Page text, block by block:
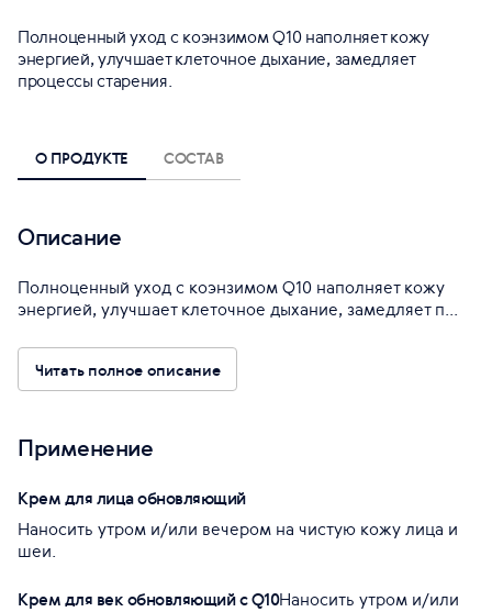
Полноценный уход с коэнзимом Q10 наполняет кожу
энергией, улучшает клеточное дыхание, замедляет
процессы старения.
О ПРОДУКТЕ СОСТАВ
Описание
Полноценный уход с коэнзимом Q10 наполняет кожу
энергией, улучшает клеточное дыхание, замедляет п...
Читать полное описание
Применение
Крем для лица обновляющий
Наносить утром и/или вечером на чистую кожу лица и
шеи.
Крем для век обновляющий с Q10Наносить утром и/или